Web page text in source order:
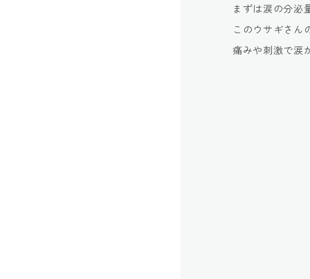
まずは涙の分泌
このウサギさん
痛みや刺激で涙